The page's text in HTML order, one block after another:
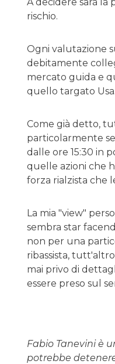
rischio.
Ogni valutazione
debitamente
mercato guida e
quello targato Usa.
Come già detto,
particolarmente
dalle ore 15:30 in
quelle azioni che
forza rialzista che
La mia "view"
sembra star
non per una
ribassista,
mai privo di
essere preso sul
Fabio Tanevini è
potrebbe